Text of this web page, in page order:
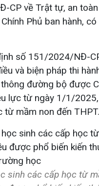
CP về Trật tự, an
Phủ ban hành,
số 151/2024/NĐ-
và biện pháp thi
đường bộ được
lực từ ngày 1/1/
từ mầm non đến THPT.
sinh các cấp học từ